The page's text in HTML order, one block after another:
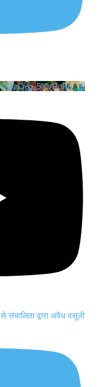
g_5XVRcRii_JE
द्वारा अवैध वसूली